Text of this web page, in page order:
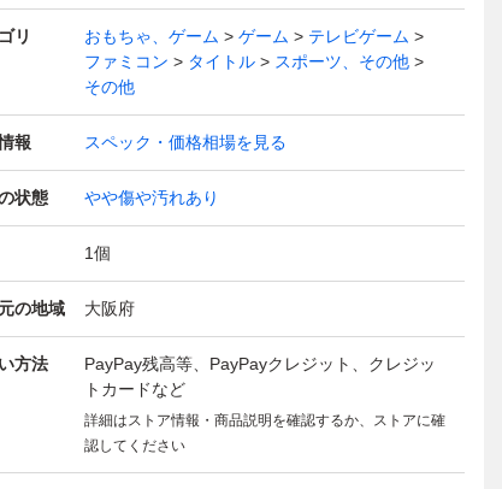
リ おもちゃ、ゲーム ゲーム
テレビゲーム
ファミコン
タイトル
スポーツ、その他
その他
報 スペック・価格相場を見る
状態 やや傷や汚れあり
1個
の地域 大阪府
方法
PayPay残高等、PayPayクレジット、クレジッ
トカードなど
詳細はストア情報・商品説明を確認するか、ストアに確
認してください